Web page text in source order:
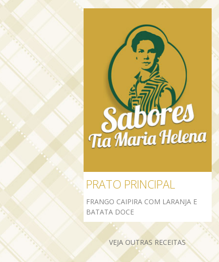
PRATO PRINCIPAL
FRANGO CAIPIRA COM LARANJA E
BATATA DOCE
VEJA OUTRAS RECEITAS